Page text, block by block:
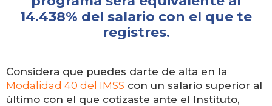
14.438% del salario con el que te
registres.
Considera que puedes darte de alta en la
Modalidad 40 del IMSS con un salario superior al
último con el que cotizaste ante el Instituto,